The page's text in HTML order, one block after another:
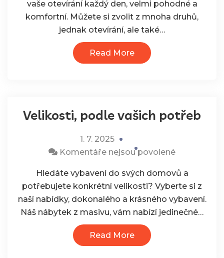
názvem
Krásné
vaše otevírání každý den, velmi pohodné a
komfortní. Můžete si zvolit z mnoha druhů,
jednak otevírání, ale také…
Read More
Velikosti, podle vašich potřeb
1. 7. 2025
Komentáře nejsou povolenéu
s
názvem
Velikosti,
podle
Hledáte vybavení do svých domovů a
potřebujete konkrétní velikosti? Vyberte si z
naší nabídky, dokonalého a krásného vybavení.
Náš nábytek z masivu, vám nabízí jedinečné…
Read More